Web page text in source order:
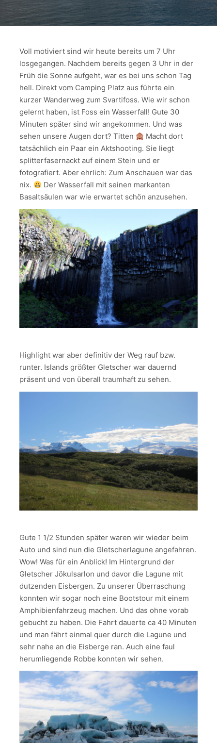
Voll motiviert sind wir heute bereits um 7 Uhr
losgegangen. Nachdem bereits gegen 3 Uhr in der
Früh die Sonne aufgeht, war es bei uns schon Tag
hell. Direkt vom Camping Platz aus führte ein
kurzer Wanderweg zum Svartifoss. Wie wir schon
gelernt haben, ist Foss ein Wasserfall! Gute 30
Minuten später sind wir angekommen. Und was
sehen unsere Augen dort? Titten
Macht dort
tatsächlich ein Paar ein Aktshooting. Sie liegt
splitterfasernackt auf einem Stein und er
fotografiert. Aber ehrlich: Zum Anschauen war das
nix.
Der Wasserfall mit seinen markanten
Basaltsäulen war wie erwartet schön anzusehen.
Highlight war aber definitiv der Weg rauf bzw.
runter. Islands größter Gletscher war dauernd
präsent und von überall traumhaft zu sehen.
Gute 1 1/2 Stunden später waren wir wieder beim
Auto und sind nun die Gletscherlagune angefahren.
Wow! Was für ein Anblick! Im Hintergrund der
Gletscher Jökulsarlon und davor die Lagune mit
dutzenden Eisbergen. Zu unserer Überraschung
konnten wir sogar noch eine Bootstour mit einem
Amphibienfahrzeug machen. Und das ohne vorab
gebucht zu haben. Die Fahrt dauerte ca 40 Minuten
und man fährt einmal quer durch die Lagune und
sehr nahe an die Eisberge ran. Auch eine faul
herumliegende Robbe konnten wir sehen.